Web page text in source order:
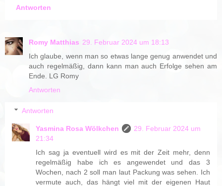
Antworten
Romy Matthias 29. Februar 2024 um 18:13
Ich glaube, wenn man so etwas lange genug anwendet und
auch regelmäßig, dann kann man auch Erfolge sehen am
Ende. LG Romy
Antworten
Antworten
Yasmina Rosa Wölkchen
29. Februar 2024 um
21:34
Ich sag ja eventuell wird es mit der Zeit mehr, denn
regelmäßig habe ich es angewendet und das 3
Wochen, nach 2 soll man laut Packung was sehen. Ich
vermute auch, das hängt viel mit der eigenen Haut